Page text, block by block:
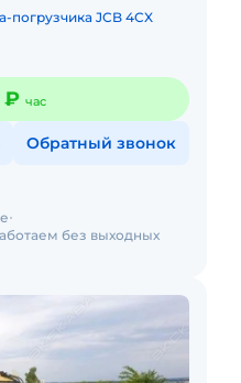
погрузчика JCB 4CX
₽ час
Обратный звонок
без выходных